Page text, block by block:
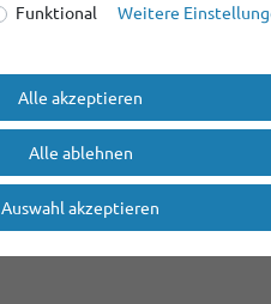
Funktional Weitere
Alle akzeptieren
Alle ablehnen
Auswahl akzeptieren